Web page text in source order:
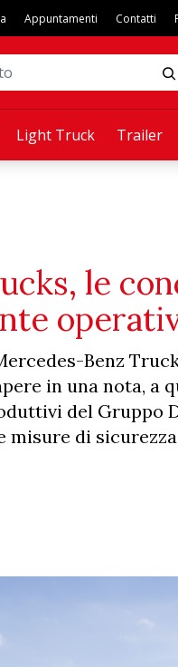
Light Truck Trailer
Appuntamenti Contatti
le
Benz
in una nota,
del Gruppo
misure di